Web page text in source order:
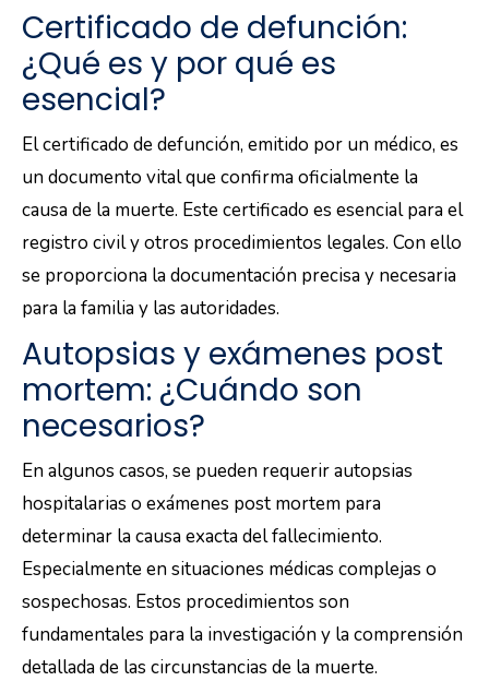
Certificado de defunción:
¿Qué es y por qué es
esencial?
El certificado de defunción, emitido por un médico, es
un documento vital que confirma oficialmente la
causa de la muerte. Este certificado es esencial para el
registro civil y otros procedimientos legales. Con ello
se proporciona la documentación precisa y necesaria
para la familia y las autoridades.
Autopsias y exámenes post
mortem: ¿Cuándo son
necesarios?
En algunos casos, se pueden requerir autopsias
hospitalarias o exámenes post mortem para
determinar la causa exacta del fallecimiento.
Especialmente en situaciones médicas complejas o
sospechosas. Estos procedimientos son
fundamentales para la investigación y la comprensión
detallada de las circunstancias de la muerte.